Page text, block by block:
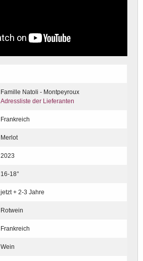
Famille Natoli - Montpeyroux
Adressliste der Lieferanten
Frankreich
Merlot
2023
16-18°
jetzt + 2-3 Jahre
Rotwein
Frankreich
Wein